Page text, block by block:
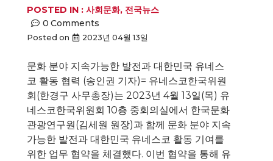
POSTED IN : 사회문화, 전국뉴스
0 Comments
Posted on 2023년 04월 13일
문화 분야 지속가능한 발전과 대한민국 유네스
코 활동 협력 (송인권 기자)= 유네스코한국위원
회(한경구 사무총장)는 2023년 4월 13일(목) 유
네스코한국위원회 10층 중회의실에서 한국문화
관광연구원(김세원 원장)과 함께 문화 분야 지속
가능한 발전과 대한민국 유네스코 활동 기여를
위한 업무 협약을 체결했다. 이번 협약을 통해 유